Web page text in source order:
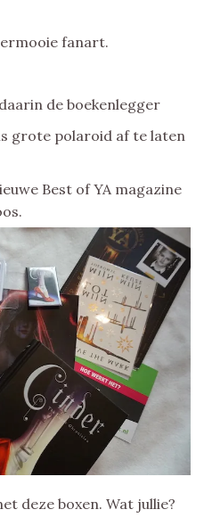
fanart.
de boekenlegger
grote polaroid af te laten
Best of YA magazine
deze boxen. Wat jullie?